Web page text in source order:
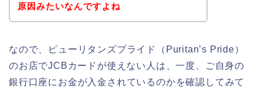
原因みたいなんですよね
なので、ピューリタンズプライド（Puritan’s Pride）
のお店でJCBカードが使えない人は、一度、ご自身の
銀行口座にお金が入金されているのかを確認してみて